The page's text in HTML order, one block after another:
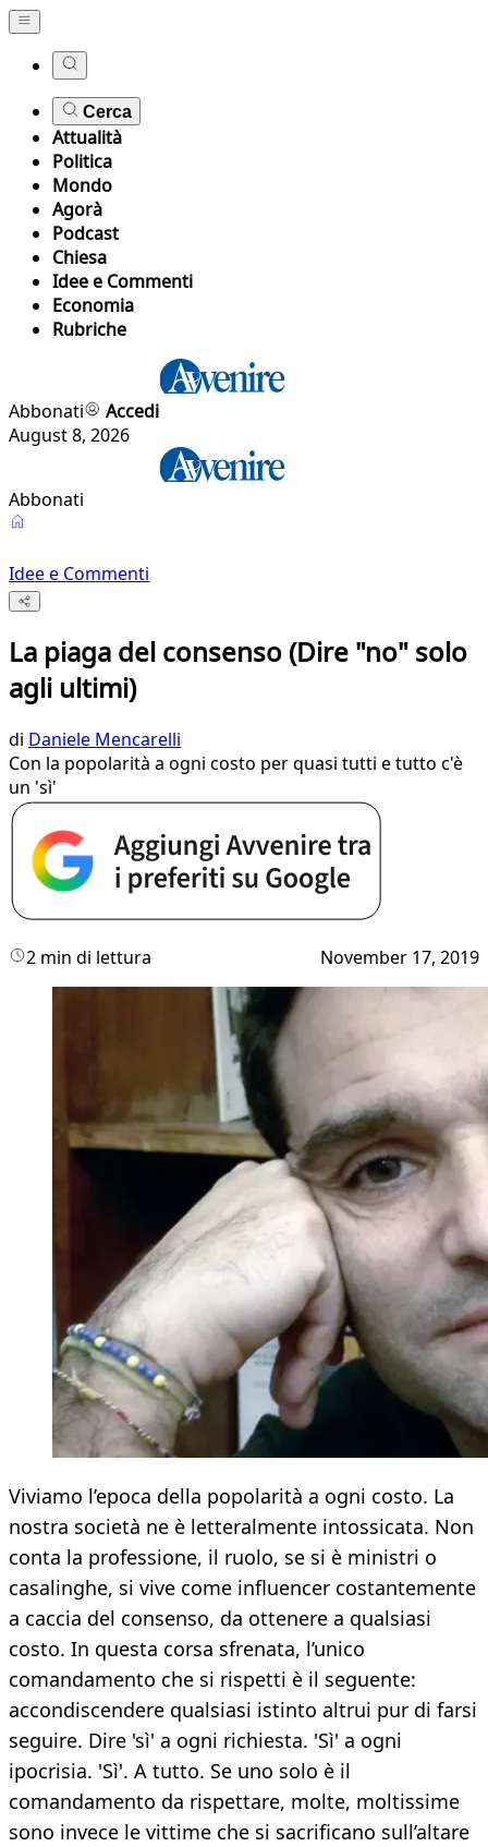
Cerca
Attualità
Politica
Mondo
Agorà
Podcast
Chiesa
Idee e Commenti
Economia
Rubriche
Abbonati
Accedi
August 8, 2026
Abbonati
Idee e Commenti
La piaga del consenso (Dire "no" solo
agli ultimi)
di Daniele Mencarelli
Con la popolarità a ogni costo per quasi tutti e tutto c'è
un 'sì'
2 min di lettura November 17, 2019
Viviamo l’epoca della popolarità a ogni costo. La
nostra società ne è letteralmente intossicata. Non
conta la professione, il ruolo, se si è ministri o
casalinghe, si vive come influencer costantemente
a caccia del consenso, da ottenere a qualsiasi
costo. In questa corsa sfrenata, l’unico
comandamento che si rispetti è il seguente:
accondiscendere qualsiasi istinto altrui pur di farsi
seguire. Dire 'sì' a ogni richiesta. 'Sì' a ogni
ipocrisia. 'Sì'. A tutto. Se uno solo è il
comandamento da rispettare, molte, moltissime
sono invece le vittime che si sacrificano sull’altare